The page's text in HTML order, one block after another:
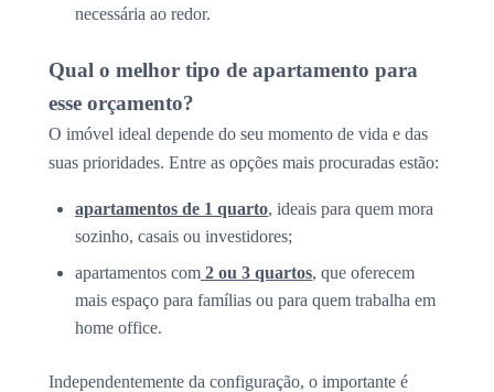
necessária ao redor.
Qual o melhor tipo de apartamento para
esse orçamento?
O imóvel ideal depende do seu momento de vida e das
suas prioridades. Entre as opções mais procuradas estão:
apartamentos de 1 quarto, ideais para quem mora
sozinho, casais ou investidores;
apartamentos com 2 ou 3 quartos, que oferecem
mais espaço para famílias ou para quem trabalha em
home office.
Independentemente da configuração, o importante é